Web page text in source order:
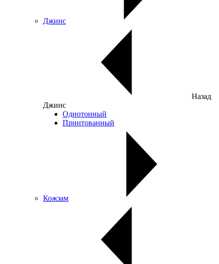
Джинс
Назад
Джинс
Однотонный
Принтованный
Кожзам